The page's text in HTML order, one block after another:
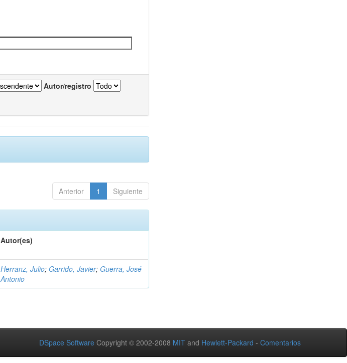
Autor/registro
Anterior 1 Siguiente
Autor(es)
Herranz, Julio; Garrido, Javier; Guerra, José
Antonio
DSpace Software Copyright © 2002-2008 MIT and Hewlett-Packard - Comentarios